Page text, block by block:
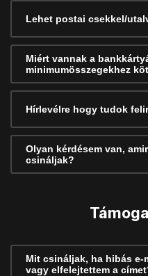
Lehet postai csekkel/
Miért vannak a
minimumösszegekhez
Hírlevélre hogy tudok
Olyan kérdésem van,
csináljak?
Mit csináljak, ha hibás e-
vagy elfelejtettem a